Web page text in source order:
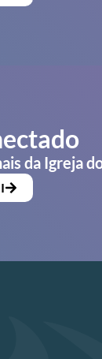
da Igreja